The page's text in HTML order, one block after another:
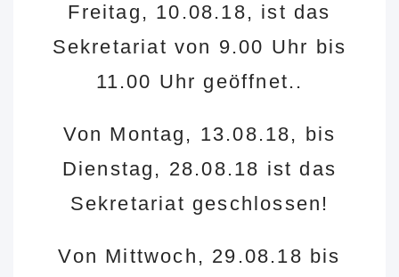
Freitag, 10.08.18, ist das
Sekretariat von 9.00 Uhr bis
11.00 Uhr geöffnet..
Von Montag, 13.08.18, bis
Dienstag, 28.08.18 ist das
Sekretariat geschlossen!
Von Mittwoch, 29.08.18 bis